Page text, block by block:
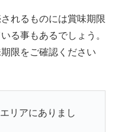
れるものには賞味期限
る事もあるでしょう。
限をご確認ください
リアにありまし